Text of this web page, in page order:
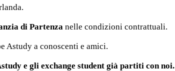
di Partenzanelle condizioni contrattuali.
Astudy a conoscenti e amici.
e gli exchange student già partiti con noi.